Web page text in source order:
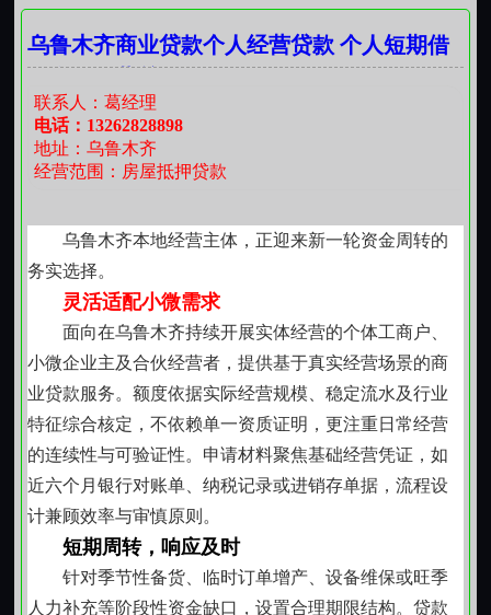
保持一致。我们相信，稳健的财务支持应当源于理解，
成于尊重，落于可行。
备强调清晰易懂，沟通环节注重倾听本意，审批逻辑立
模板化判断。
所有操作严格遵循现行法规框架，抵押登记由产权
部门直接受理，资金往来通过银行监管账户完成，全程
不诱导非理性借贷决策。工作人员熟悉乌鲁木齐各片区
房产流通现状，能就评估区间、还款节奏、提前结清等
常见关切给出务实参考。
信任始于透明，成于持续践行
从初次咨询到较终结清，每个环节都预留充分确认
时间。若对项流程存在疑问，可随时调阅对应阶段的操
作依据；若家庭结构或收入来源发生变化，亦支持在合
规前提下协商调整方案。这种弹性并非降低标准，而是
让金融支持真正嵌入生活变化节奏之中。
稳住当下，才能谋划将来
资金问题从来不是孤立事件，它常与职业转型、家
庭责任、城市生活成本等现实因素交织。正因如此，每
一次服务都试图超越单纯的资金交付，成为一次对财务
乌鲁木齐商业贷款个人经营贷款 个人短期借
联系人：葛经理
电话：13262828898
地址：乌鲁木齐
经营范围：房屋抵押贷款
乌鲁木齐本地经营主体，正迎来新一轮资金周转的
务实选择。
灵活适配小微需求
面向在乌鲁木齐持续开展实体经营的个体工商户、
小微企业主及合伙经营者，提供基于真实经营场景的商
业贷款服务。额度依据实际经营规模、稳定流水及行业
特征综合核定，不依赖单一资质证明，更注重日常经营
的连续性与可验证性。申请材料聚焦基础经营凭证，如
近六个月银行对账单、纳税记录或进销存单据，流程设
计兼顾效率与审慎原则。
短期周转，响应及时
针对季节性备货、临时订单增产、设备维保或旺季
人力补充等阶段性资金缺口，设置合理期限结构。贷款